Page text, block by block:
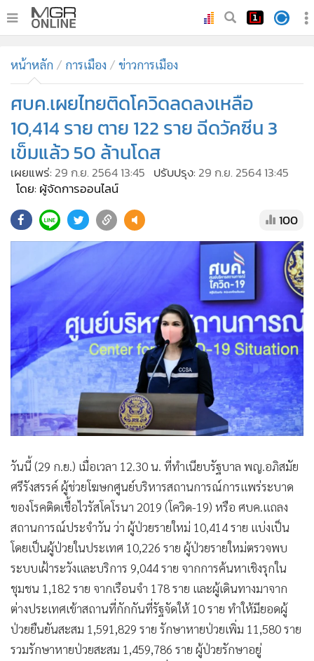
ทันเหตุการณ์
• ภาคใต้
•
ภูมิภาค
Online Section
• บันเทิง
ผู้จัดการรายวัน
• ละคร
CbizReview
Cyber BIZ
•
• Good health & Well-being
• Green Innovation & SD
• Management & HR
• MGR Live
Infographic
• การเมือง
• กีฬา
• ต่างประเทศ
• Special Scoop
• เศรษฐกิจ-ธุรกิจ
• จีน
• ชุมชน-คุณภาพชีวิต
• อาชญากรรม
• Motoring
เกม
หน้าหลัก การเมือง ข่าวการเมือง
ศบค.เผยไทยติดโควิดลดลงเหลือ
10,414 ราย ตาย 122 ราย ฉีดวัคซีน 3
เข็มแล้ว 50 ล้านโดส
เผยแพร่: 29 ก.ย. 2564 13:45 ปรับปรุง: 29 ก.ย. 2564 13:45
โดย: ผู้จัดการออนไลน์
100
วันนี้ (29 ก.ย.) เมื่อเวลา 12.30 น. ที่ทำเนียบรัฐบาล พญ.อภิสมัย
ศรีรังสรรค์ ผู้ช่วยโฆษกศูนย์บริหารสถานการณ์การแพร่ระบาด
ของโรคติดเชื้อไวรัสโคโรนา 2019 (โควิด-19) หรือ ศบค.แถลง
สถานการณ์ประจำวัน ว่า ผู้ป่วยรายใหม่ 10,414 ราย แบ่งเป็น
โดยเป็นผู้ป่วยในประเทศ 10,226 ราย ผู้ป่วยรายใหม่ตรวจพบ
ระบบเฝ้าระวังและบริการ 9,044 ราย จากการค้นหาเชิงรุกใน
ชุมชน 1,182 ราย จากเรือนจำ 178 ราย และผู้เดินทางมาจาก
ต่างประเทศเข้าสถานที่กักกันที่รัฐจัดให้ 10 ราย ทำให้มียอดผู้
ป่วยยืนยันสะสม 1,591,829 ราย รักษาหายป่วยเพิ่ม 11,580 ราย
รวมรักษาหายป่วยสะสม 1,459,786 ราย ผู้ป่วยรักษาอยู่